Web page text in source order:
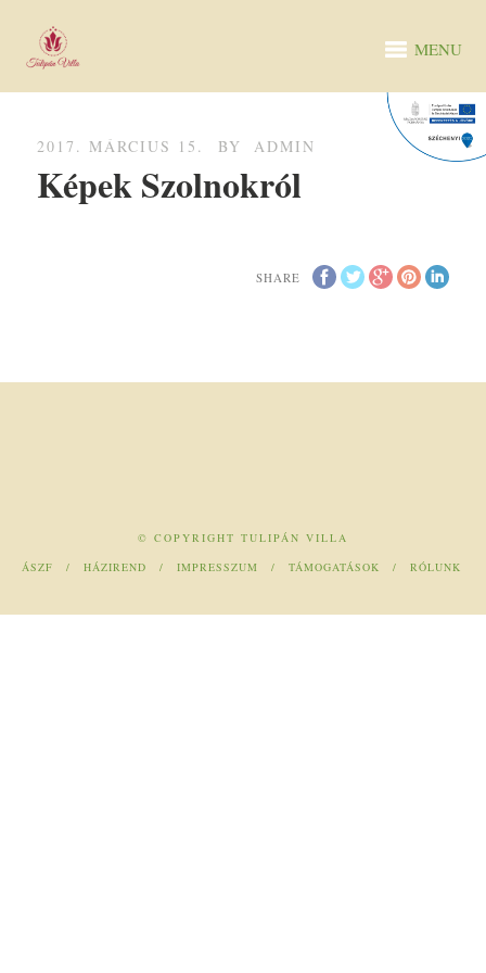
MENU
2017. MÁRCIUS 15. BY ADMIN
Képek Szolnokról
SHARE
© COPYRIGHT TULIPÁN VILLA
ÁSZF
HÁZIREND IMPRESSZUM TÁMOGATÁSOK RÓLUNK